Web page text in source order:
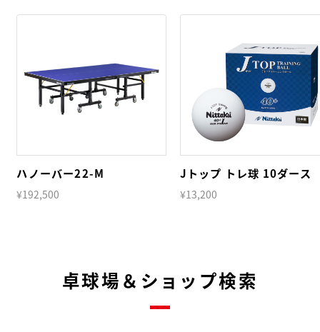
ハノーバー22-M
¥192,500
Jトップ トレ球 10ダース
¥13,200
卓球場＆ショップ検索